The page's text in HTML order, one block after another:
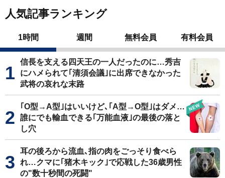
人気記事ランキング
1時間 週間 無料会員 有料会員
信長を支える四天王の一人だったのに…秀吉
にハメられて｢清須会議｣に出席できなかった
武将の哀れな末路
｢O型→A型｣はいいけど､｢A型→O型｣はダメ…
誰にでも輸血できる｢万能血液｣の最後の落と
し穴
耳の後ろから流血､指の肉をごっそり食べら
れ…クマに｢猪木キック｣で応戦した36歳男性
の"数十秒間の死闘"